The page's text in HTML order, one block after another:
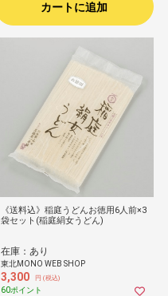
カートに追加
《送料込》稲庭うどんお徳用6人前×3
袋セット(稲庭絹女うどん)
在庫：あり
東北MONO WEB SHOP
3,300 円 (税込)
60ポイント